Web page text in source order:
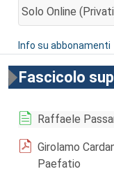
Solo Online
AGGIUNGI AL
Info su abbonamenti
Fascicolo
Raffaele
Girolamo
Paefatio